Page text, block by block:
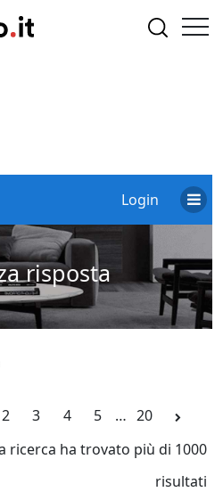
Login
risposta
2 3 4 5 … 20
ricerca ha trovato più di 1000
risultati